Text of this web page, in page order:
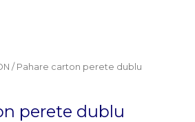
/ Pahare carton perete dublu
perete dublu